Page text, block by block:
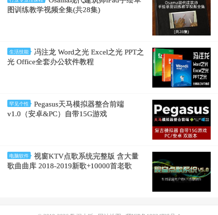
图训练教学视频全集(共28集)
生活技能
冯注龙 Word之光 Excel之光 PPT之
光 Office全套办公软件教程
罕见个性
Pegasus天马模拟器整合前端
v1.0（安卓&PC）自带15G游戏
电脑软件
视窗KTV点歌系统完整版 含大量
歌曲曲库 2018-2019新歌+10000首老歌